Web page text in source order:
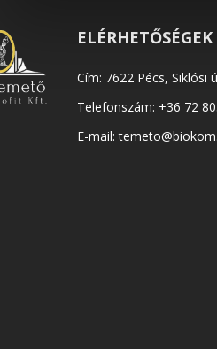
ELÉRHETŐSÉGEK
Cím: 7622 Pécs, Siklósi
Telefonszám: +36 72
E-mail: